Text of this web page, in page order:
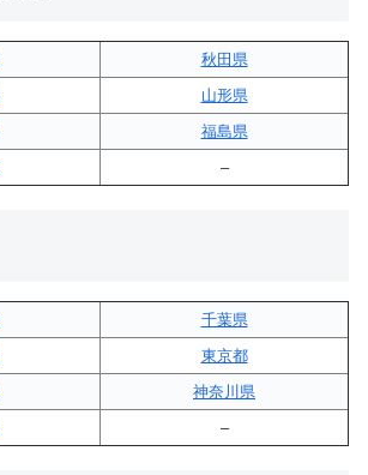
秋田県
山形県
福島県
–
千葉県
東京都
神奈川県
–